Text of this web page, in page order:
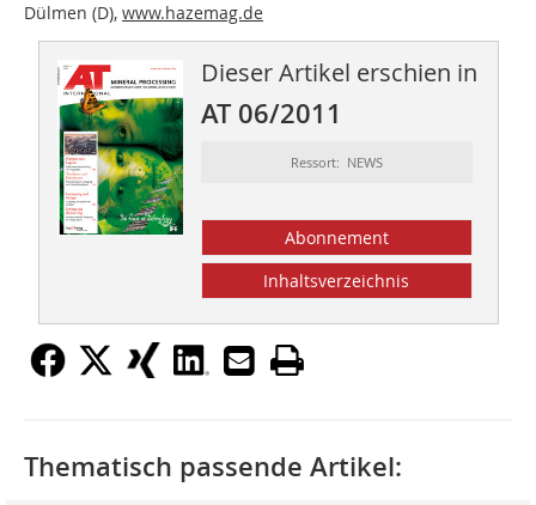
Dülmen (D), www.hazemag.de
Dieser Artikel erschien in
AT 06/2011
Ressort: NEWS
Abonnement
Inhaltsverzeichnis
Thematisch passende Artikel: